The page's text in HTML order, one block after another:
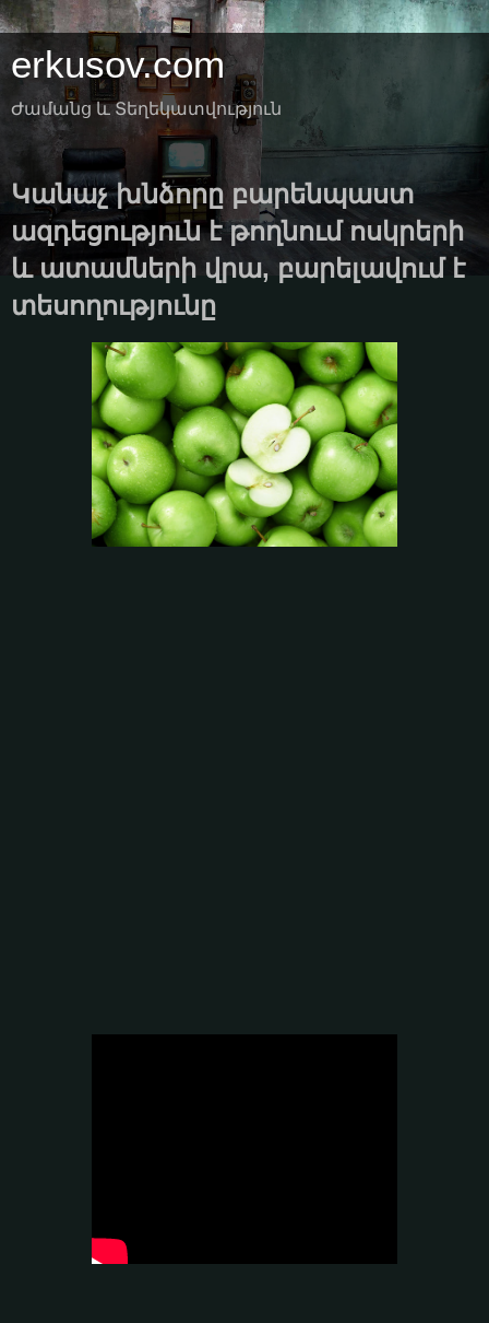
erkusov.com
Ժամանց և Տեղեկատվություն
Կանաչ խնձորը բարենպաստ
ազդեցություն է թողնում ոսկրերի
և ատամների վրա, բարելավում է
տեսողությունը